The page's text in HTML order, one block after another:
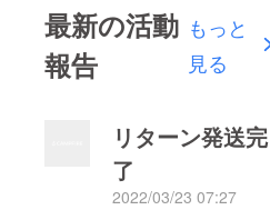
最新の活動
報告
もっと
見る
リターン発送完
了
2022/03/23 07:27